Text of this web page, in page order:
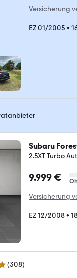
Versicherung
EZ 01/2005 •
Subaru
2.5XT Turbo
9.999 €
Versicherung
EZ 12/2008•
(308)